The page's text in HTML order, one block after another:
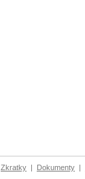
Zkratky | Dokumenty |